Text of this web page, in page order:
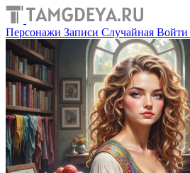
Персонажи Записи Случайная Войти